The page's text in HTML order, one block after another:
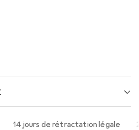
14 jours de rétractation légale